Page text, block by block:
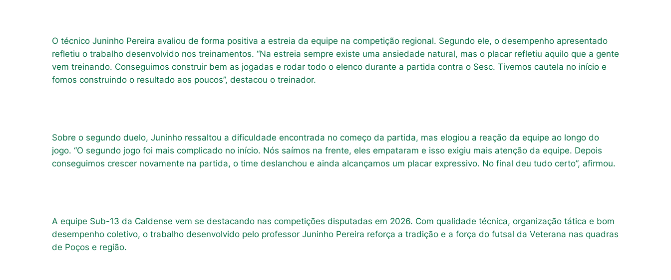
O técnico Juninho Pereira avaliou de forma positiva a estreia da equipe na competição regional. Segundo ele, o desempenho apresentado
refletiu o trabalho desenvolvido nos treinamentos. “Na estreia sempre existe uma ansiedade natural, mas o placar refletiu aquilo que a gente
vem treinando. Conseguimos construir bem as jogadas e rodar todo o elenco durante a partida contra o Sesc. Tivemos cautela no início e
fomos construindo o resultado aos poucos”, destacou o treinador.
Sobre o segundo duelo, Juninho ressaltou a dificuldade encontrada no começo da partida, mas elogiou a reação da equipe ao longo do
jogo. “O segundo jogo foi mais complicado no início. Nós saímos na frente, eles empataram e isso exigiu mais atenção da equipe. Depois
conseguimos crescer novamente na partida, o time deslanchou e ainda alcançamos um placar expressivo. No final deu tudo certo”, afirmou.
A equipe Sub-13 da Caldense vem se destacando nas competições disputadas em 2026. Com qualidade técnica, organização tática e bom
desempenho coletivo, o trabalho desenvolvido pelo professor Juninho Pereira reforça a tradição e a força do futsal da Veterana nas quadras
de Poços e região.